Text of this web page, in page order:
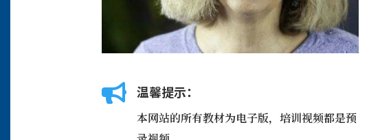
 温馨提示：
本网站的所有教材为电子版，培训视频都是预